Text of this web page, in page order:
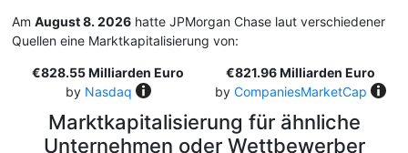
Am August 8. 2026 hatte JPMorgan Chase laut verschiedener
Quellen eine Marktkapitalisierung von:
€828.55 Milliarden Euro
by Nasdaq
€821.96 Milliarden Euro
by CompaniesMarketCap
Marktkapitalisierung für ähnliche
Unternehmen oder Wettbewerber